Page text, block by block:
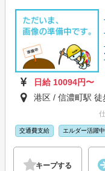
日給 10094円〜
港区 / 信濃町駅
交通費支給 エルダー活躍中
キープする